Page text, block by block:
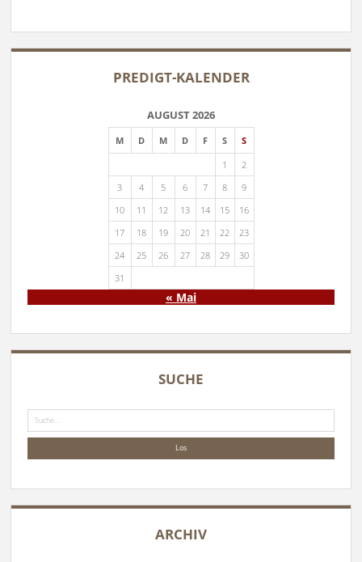
PREDIGT-KALENDER
AUGUST 2026
M D M D F S
S
1
2
3
4 5 6 7 8
9
10
11 12 13 14 15
16
17
18 19 20 21 22
23
24
25 26 27 28 29
30
31
« Mai
SUCHE
Suche
ARCHIV